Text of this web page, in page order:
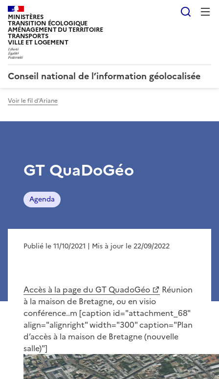
MINISTÈRES
TRANSITION ÉCOLOGIQUE
AMÉNAGEMENT DU TERRITOIRE
TRANSPORTS
VILLE ET LOGEMENT
Conseil national de l’information géolocalisée
Voir le fil d'Ariane
GT QuaDoGéo
Agenda
Publié le 11/10/2021 | Mis à jour le 22/09/2022
Accès à la page du GT QuadoGéo
Réunion
à la maison de Bretagne, ou en visio
conférence..m [caption id="attachment_68"
align="alignright" width="300" caption="Plan
d’accès à la maison de Bretagne (nouvelle
salle)"]